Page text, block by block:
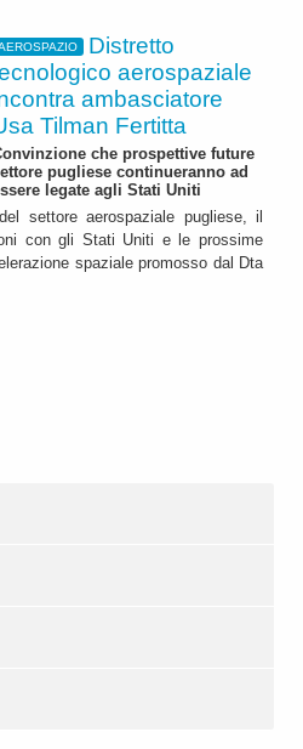
Distretto
aerospaziale
ambasciatore
Tilman Fertitta
che prospettive future
pugliese continueranno ad
legate agli Stati Uniti
settore aerospaziale pugliese, il
con gli Stati Uniti e le prossime
spaziale promosso dal Dta